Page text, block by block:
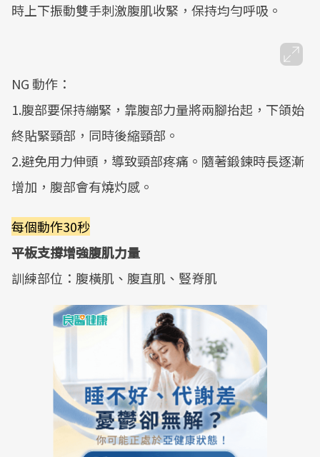
時上下振動雙手刺激腹肌收緊，保持均勻呼吸。
NG 動作：
1.腹部要保持繃緊，靠腹部力量將兩腳抬起，下頜始
終貼緊頸部，同時後縮頸部。
2.避免用力伸頭，導致頸部疼痛。隨著鍛鍊時長逐漸
增加，腹部會有燒灼感。
每個動作30秒
平板支撐增強腹肌力量
訓練部位：腹橫肌、腹直肌、豎脊肌